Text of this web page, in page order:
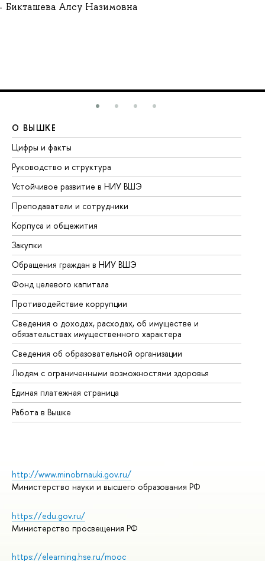
Бикташева Алсу Назимовна
О ВЫШКЕ
Цифры и факты
Руководство и структура
Устойчивое развитие в НИУ ВШЭ
Преподаватели и сотрудники
Корпуса и общежития
Закупки
Обращения граждан в НИУ ВШЭ
Фонд целевого капитала
Противодействие коррупции
Сведения о доходах, расходах, об имуществе и
обязательствах имущественного характера
Сведения об образовательной организации
Людям с ограниченными возможностями здоровья
Единая платежная страница
Работа в Вышке
http://www.minobrnauki.gov.ru/
Министерство науки и высшего образования РФ
https://edu.gov.ru/
Министерство просвещения РФ
https://elearning.hse.ru/mooc